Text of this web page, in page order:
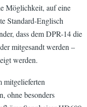
Möglichkeit, auf eine
Standard-Englisch
dass dem DPR-14 die
mitgesandt werden –
werden.
ohne besonders